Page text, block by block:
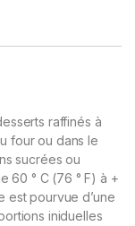
raffinés à
four ou dans le
sucrées ou
60 ° C (76 ° F) à +
est pourvue d’une
iniduelles